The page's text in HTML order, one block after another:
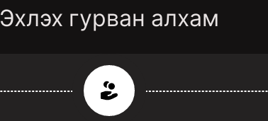
Эхлэх гурван алхам